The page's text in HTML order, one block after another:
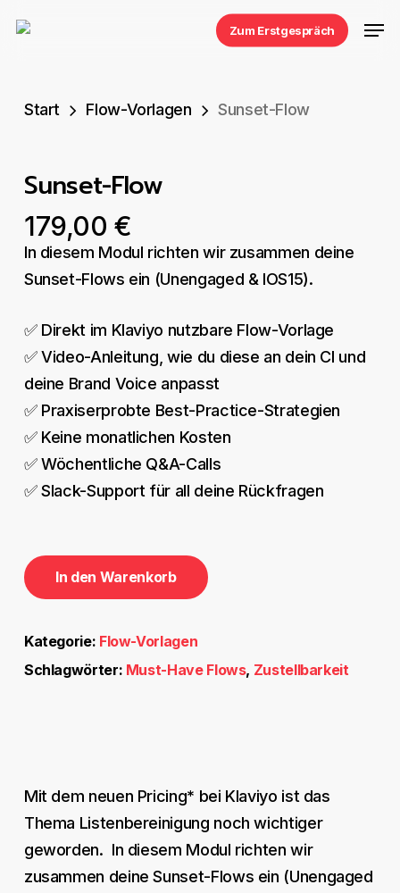
Zum Erstgespräch
Start Flow-Vorlagen Sunset-Flow
Sunset-Flow
179,00€
In diesem Modul richten wir zusammen deine
Sunset-Flows ein (Unengaged & IOS15).
✅ Direkt im Klaviyo nutzbare Flow-Vorlage
✅ Video-Anleitung, wie du diese an dein CI und
deine Brand Voice anpasst
✅ Praxiserprobte Best-Practice-Strategien
✅ Keine monatlichen Kosten
✅ Wöchentliche Q&A-Calls
✅ Slack-Support für all deine Rückfragen
In den Warenkorb
Kategorie: Flow-Vorlagen
Schlagwörter: Must-Have Flows, Zustellbarkeit
Mit dem neuen Pricing* bei Klaviyo ist das
Thema Listenbereinigung noch wichtiger
geworden. In diesem Modul richten wir
zusammen deine Sunset-Flows ein (Unengaged